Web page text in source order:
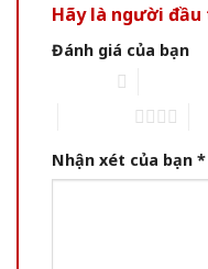
Hãy là người đầu
Đánh giá của bạn
Nhận xét của bạn *